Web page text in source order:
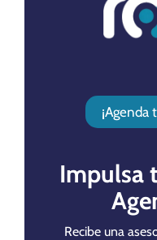
¡Agenda
Impulsa
Recibe una